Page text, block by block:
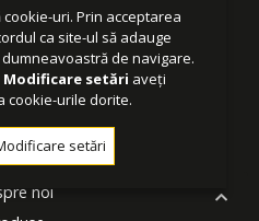
noi
uri. Prin acceptarea
ca site-ul să adauge
de navigare.
Modificare setări aveți
cookie-urile dorite.
setări